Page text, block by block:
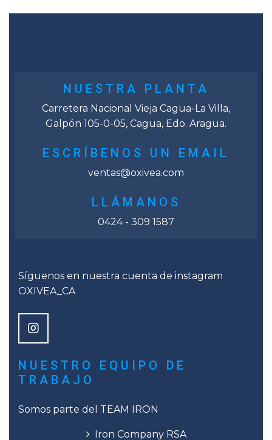
NUESTRA PLANTA
Carretera Nacional Vieja Cagua-La Villa,
Galpón 105-0-05, Cagua, Edo. Aragua.
ESCRÍBENOS UN EMAIL
ventas@oxivea.com
LLÁMANOS
0424 - 309 1587
Síguenos en nuestra cuenta de instagram
OXIVEA_CA
NUESTRO EQUIPO DE
TRABAJO
Somos parte del TEAM IRON
Iron Company RSA